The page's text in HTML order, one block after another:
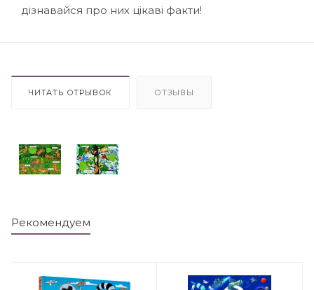
дiзнавайся про них цiкавi факти!
ЧИТАТЬ ОТРЫВОК ОТЗЫВЫ
Рекомендуем